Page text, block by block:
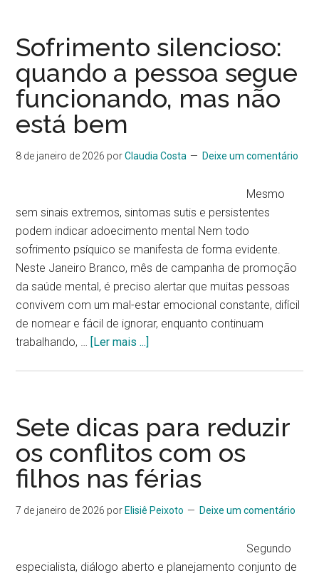
Sofrimento silencioso:
quando a pessoa segue
funcionando, mas não
está bem
8 de janeiro de 2026 porClaudia Costa Deixe um comentário
Mesmo
sem sinais extremos, sintomas sutis e persistentes
podem indicar adoecimento mental Nem todo
sofrimento psíquico se manifesta de forma evidente.
Neste Janeiro Branco, mês de campanha de promoção
da saúde mental, é preciso alertar que muitas pessoas
convivem com um mal-estar emocional constante, difícil
de nomear e fácil de ignorar, enquanto continuam
trabalhando, …
[Ler mais ...]
Sete dicas para reduzir
os conflitos com os
filhos nas férias
7 de janeiro de 2026 por Elisiê Peixoto Deixe um comentário
Segundo
especialista, diálogo aberto e planejamento conjunto de